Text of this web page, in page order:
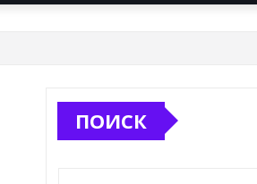
ПОИСК